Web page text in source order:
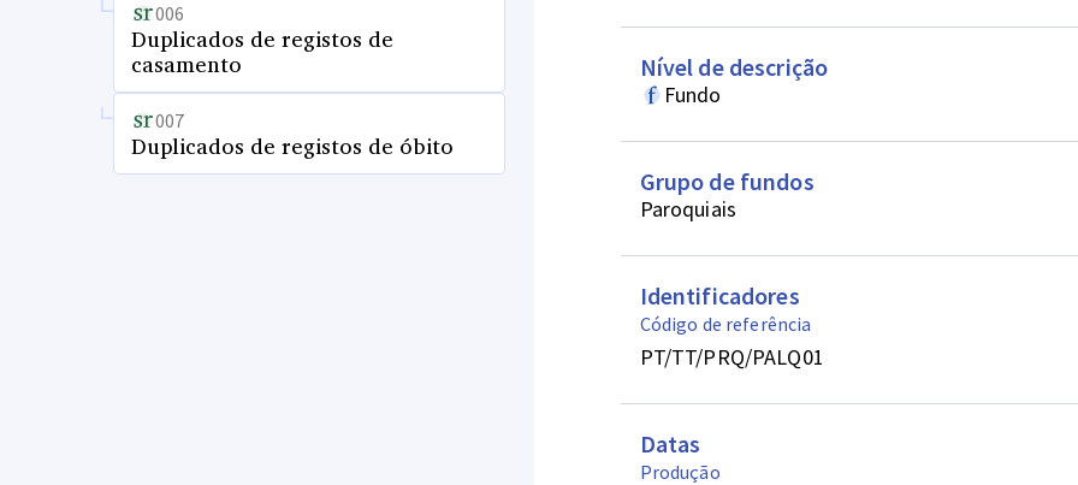
006
Duplicados de registos de
casamento
007
Duplicados de registos de óbito
Nível de descrição
Fundo
Grupo de fundos
Paroquiais
Identificadores
Código de referência
PT/TT/PRQ/PALQ01
Datas
Produção